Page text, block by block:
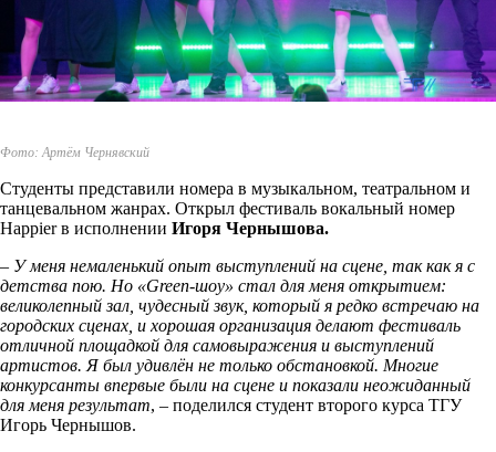
Фото: Артём Чернявский
Студенты представили номера в музыкальном, театральном и
танцевальном жанрах. Открыл фестиваль вокальный номер
Happier в исполнении Игоря Чернышова.
– У меня немаленький опыт выступлений на сцене, так как я с
детства пою. Но «Green-шоу» стал для меня открытием:
великолепный зал, чудесный звук, который я редко встречаю на
городских сценах, и хорошая организация делают фестиваль
отличной площадкой для самовыражения и выступлений
артистов. Я был удивлён не только обстановкой. Многие
конкурсанты впервые были на сцене и показали неожиданный
для меня результат, – поделился студент второго курса ТГУ
Игорь Чернышов.